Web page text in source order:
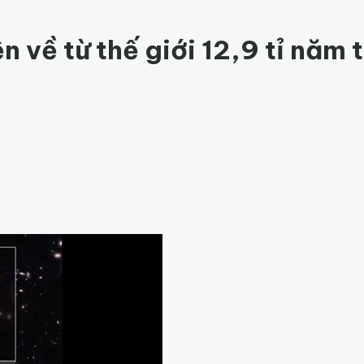
về từ thế giới 12,9 tỉ năm